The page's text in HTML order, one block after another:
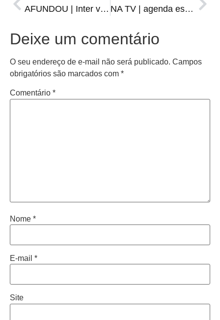
AFUNDOU | Inter vence, de virada, e rebaixa o Esportivo NA TV | agenda esportiva de domingo, 12 de março
Deixe um comentário
O seu endereço de e-mail não será publicado. Campos
obrigatórios são marcados com *
Comentário *
Nome *
E-mail *
Site